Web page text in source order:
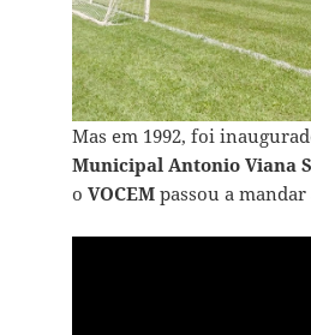
Mas em 1992, foi
Municipal Antonio Viana
o VOCEMpassou a mandar